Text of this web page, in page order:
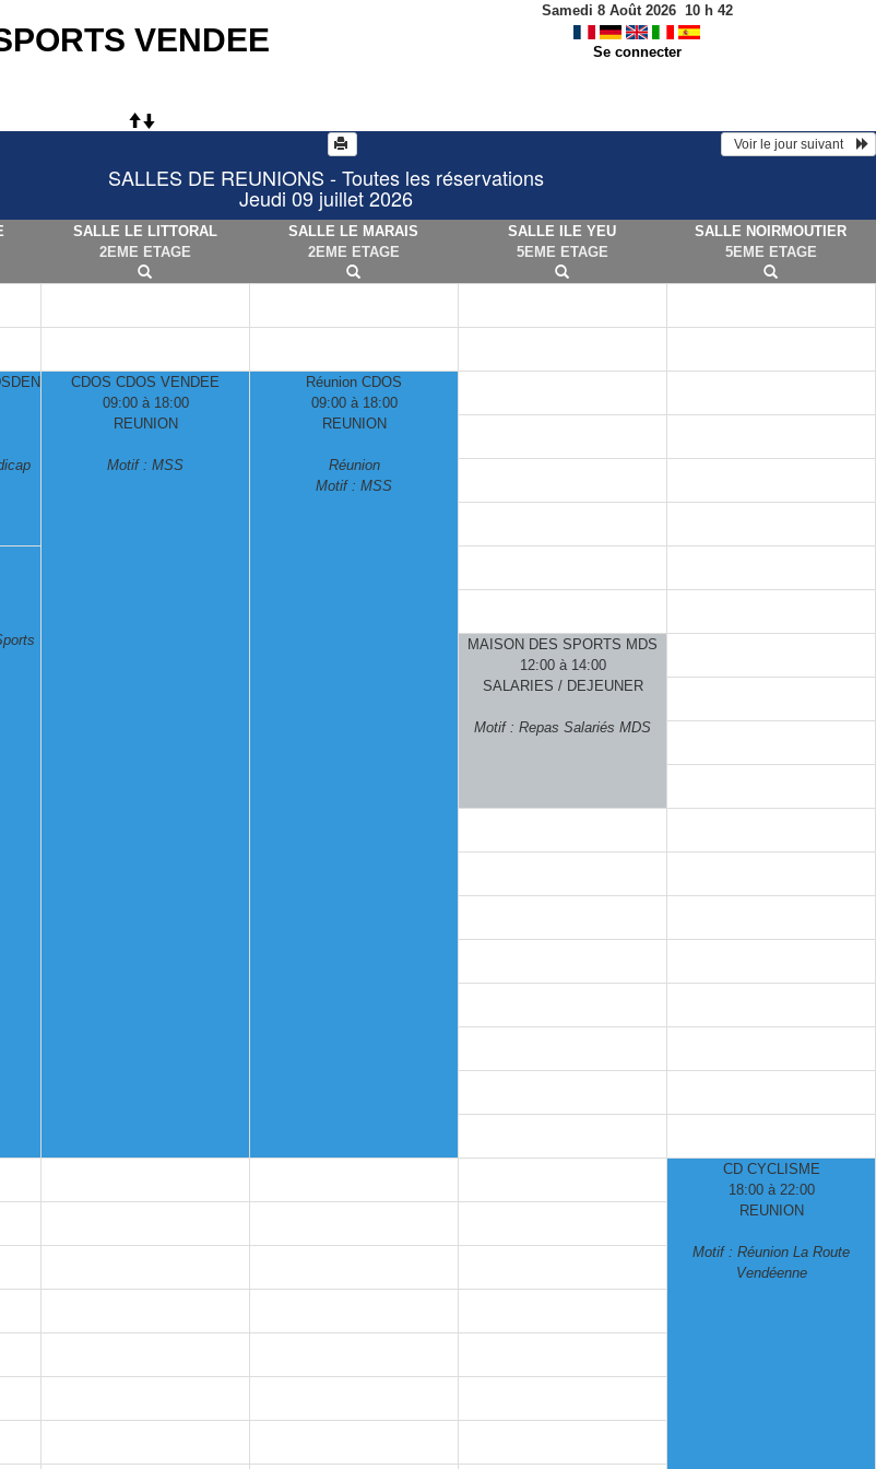
VENDEE
Samedi 8 Août 2026 10h 42
Se connecter
  Voir le jour suivant
SALLES DE REUNIONS - Toutes les réservations
Jeudi 09 juillet 2026
SALLE LE LITTORAL
2EME ETAGE
SALLE LE MARAIS
2EME ETAGE
SALLE ILE YEU
5EME ETAGE
SALLE NOIRMOUTIER
5EME ETAGE
CDOS CDOS VENDEE
09:00 à 18:00
REUNION
Motif : MSS
Réunion CDOS
09:00 à 18:00
REUNION
Réunion
Motif : MSS
MAISON DES SPORTS MDS
12:00 à 14:00
SALARIES / DEJEUNER
Motif : Repas Salariés MDS
CD CYCLISME
18:00 à 22:00
REUNION
Motif : Réunion La Route
Vendéenne